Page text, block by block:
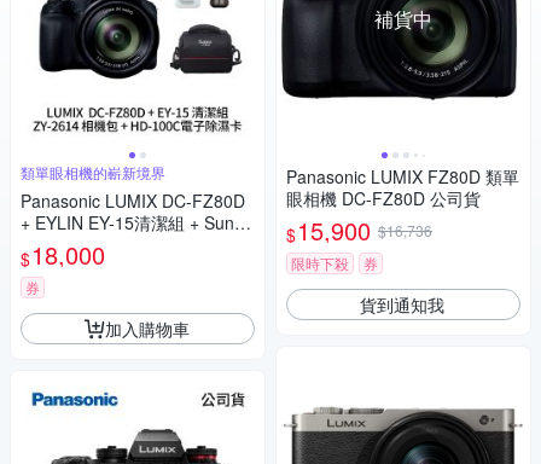
類單眼相機的嶄新境界
Panasonic LUMIX DC-FZ80D
+ EYLIN EY-15清潔組 + SunLi
ght ZY-2614相機包 + EirMai 銳
瑪 HD-100C電子除濕卡 FZ80
D (公司貨)
$18,000
券
加入購物車
補貨中
Panasonic LUMIX FZ80D 類單
眼相機 DC-FZ80D 公司貨
$15,900 $16,736
限時下殺
券
貨到通知我